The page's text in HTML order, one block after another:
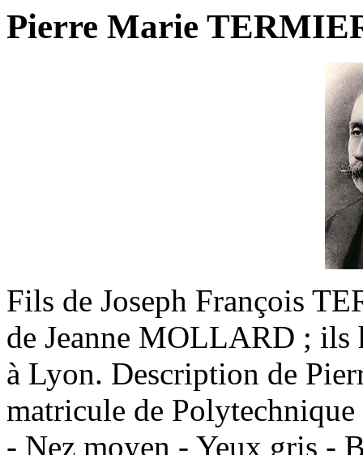
Pierre Marie
Fils de Joseph François
de Jeanne MOLLARD ; ils
à Lyon. Description de
matricule de
- Nez moyen - Yeux gris -